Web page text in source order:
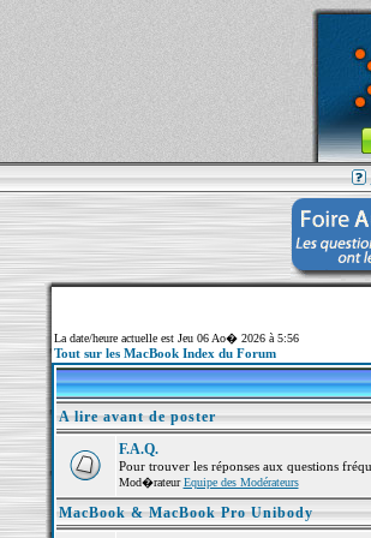
MacBook-
Aller au
La date/heure actuelle est Jeu 06 Ao� 2026 à 5:56
Tout sur les MacBook Index du Forum
A lire avant de poster
F.A.Q.
Pour trouver les réponses aux questions
Mod�rateurEquipe des Modérateurs
MacBook & MacBook Pro Unibody